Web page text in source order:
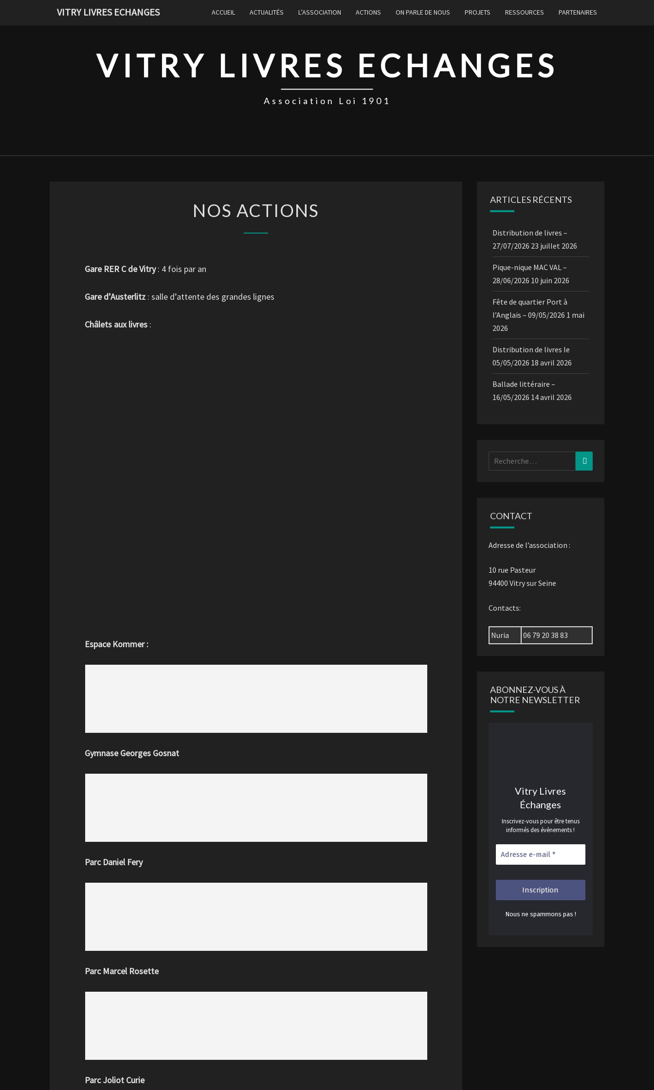
VITRY LIVRES ECHANGES ACCUEIL ACTUALITÉS L’ASSOCIATION ACTIONS ON PARLE DE NOUS PROJETS RESSOURCES PARTENAIRES
VITRY LIVRES ECHANGES
Association Loi 1901
ACTIONS
NOS ACTIONS
Gare RER C de Vitry: 4 fois par an
Gare d’Austerlitz : salle d’attente des grandes lignes
Châlets aux livres :
Espace Kommer :
Gymnase Georges Gosnat
Parc Daniel Fery
Parc Marcel Rosette
Parc Joliot Curie
ARTICLES RÉCENTS
Distribution de livres –
27/07/2026 23 juillet 2026
Pique-nique MAC VAL –
28/06/2026 10 juin 2026
Fête de quartier Port à
l’Anglais – 09/05/2026 1 mai
2026
Distribution de livres le
05/05/2026 18 avril 2026
Ballade littéraire –
16/05/2026 14 avril 2026
Rechercher : Recherche
CONTACT
Adresse de l’association :
10 rue Pasteur
94400 Vitry sur Seine
Contacts:
Nuria 06 79 20 38 83
ABONNEZ-VOUS À
NOTRE NEWSLETTER
Vitry Livres
Échanges
Inscrivez-vous pour être tenus
informés des événements !
Nous ne spammons pas !